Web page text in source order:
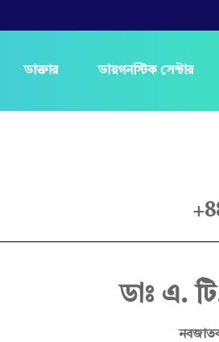
ডাক্তার ডায়গনস্টিক সেন্টার
ডাঃ এ.